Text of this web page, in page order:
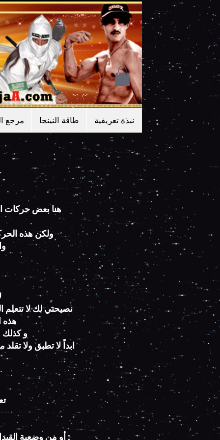
مرجع طاقة النينجا نبذة تعريفية
هنا بعض حركات
ولكن هذه
نصيحتي لك لا تتعلم
و كذلك
ابداً لا تطبق ولا
: أو من وضعية